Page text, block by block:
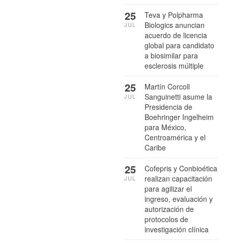
Teva y Polpharma
Biologics anuncian
acuerdo de licencia
global para candidato
a biosimilar para
esclerosis múltiple
25
JUL
Martín Corcoll
Sanguinetti asume la
Presidencia de
Boehringer Ingelheim
para México,
Centroamérica y el
Caribe
25
JUL
Cofepris y Conbioética
realizan capacitación
para agilizar el
ingreso, evaluación y
autorización de
protocolos de
investigación clínica
25
JUL